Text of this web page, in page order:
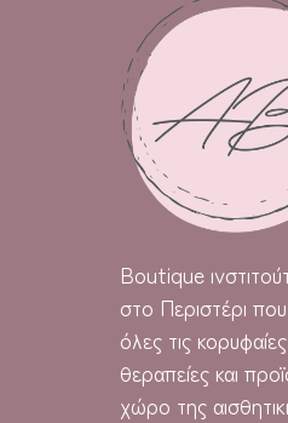
Boutique
στο Περιστέρι
όλες τις
θεραπείες και
χώρο της